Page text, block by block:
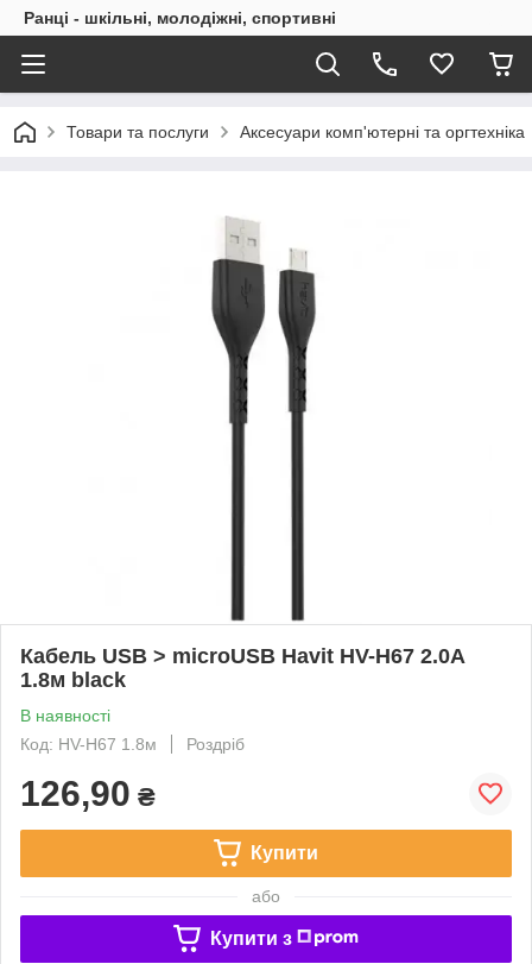
Ранці - шкільні, молодіжні, спортивні
Товари та послуги Аксесуари комп'ютерні та оргтехніка
Кабель USB > microUSB Havit HV-H67 2.0A
1.8м black
В наявності
Код: HV-H67 1.8м
Роздріб
126,90 ₴
Купити
або
Купити з